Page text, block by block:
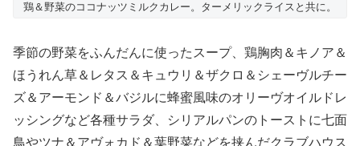
鶏＆野菜のココナッツミルクカレー。ターメリックライスと共に。
季節の野菜をふんだんに使ったスープ、鶏胸肉＆キノア＆
ほうれん草＆レタス＆キュウリ＆ザクロ＆シェーヴルチー
ズ＆アーモンド＆バジルに蜂蜜風味のオリーヴオイルドレ
ッシングなど各種サラダ、シリアルパンのトーストに七面
鳥やツナ＆アヴォカド＆葉野菜などを挟んだクラブハウス